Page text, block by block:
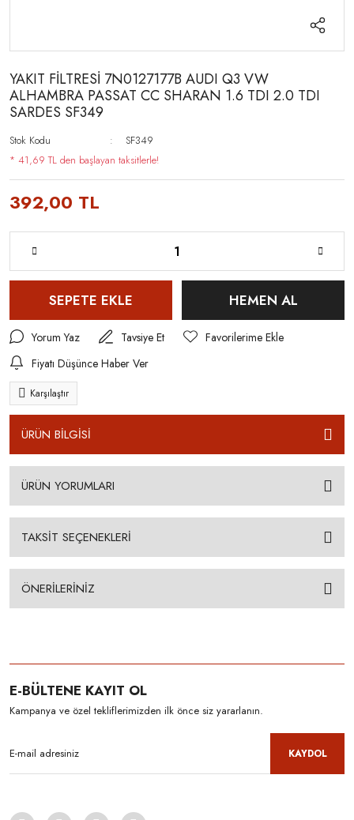
YAKIT FİLTRESİ 7N0127177B AUDI Q3 VW
ALHAMBRA PASSAT CC SHARAN 1.6 TDI 2.0 TDI
SARDES SF349
Stok Kodu
SF349
* 41,69 TL den başlayan taksitlerle!
392,00 TL
SEPETE EKLE HEMEN AL
Yorum Yaz
Tavsiye Et
Fiyatı Düşünce Haber Ver
Karşılaştır
ÜRÜN BİLGİSİ
ÜRÜN YORUMLARI
TAKSİT SEÇENEKLERİ
ÖNERİLERİNİZ
E-BÜLTENE KAYIT OL
Kampanya ve özel tekliflerimizden ilk önce siz yararlanın.
KAYDOL